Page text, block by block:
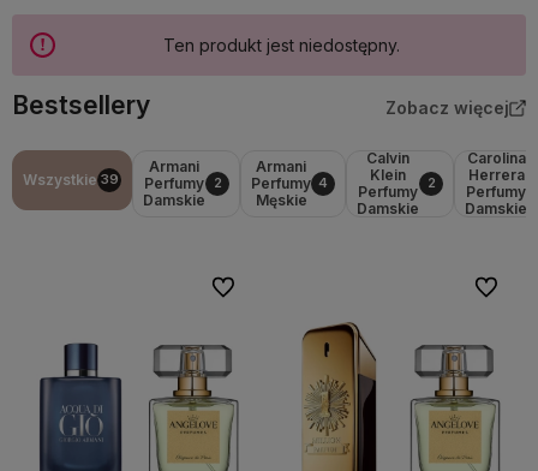
Ten produkt jest niedostępny.
Bestsellery Zobacz więcej
Wszystkie 39
Armani
Perfumy
Damskie
2
Armani
Perfumy
Męskie
4
Calvin
Klein
Perfumy
Damskie
2
Carolina
Herrera
Perfumy
Damskie
Do ulubionych Do